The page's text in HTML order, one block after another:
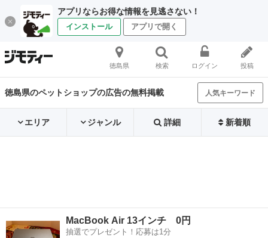
アプリならお得な情報を見逃さない！
インストール アプリで開く
徳島県 検索 ログイン 投稿
徳島県のペットショップの広告の無料掲載 人気キーワード
エリア ジャンル 詳細 新着順
MacBook Air 13インチ 0円
抽選でプレゼント！応募は1分